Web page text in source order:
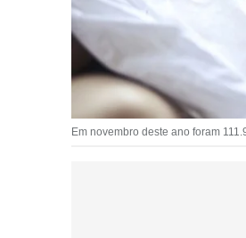
Em novembro deste ano foram